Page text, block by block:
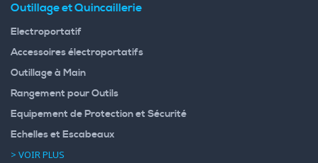
Outillage et Quincaillerie
Electroportatif
Accessoires électroportatifs
Outillage à Main
Rangement pour Outils
Equipement de Protection et Sécurité
Echelles et Escabeaux
> VOIR PLUS